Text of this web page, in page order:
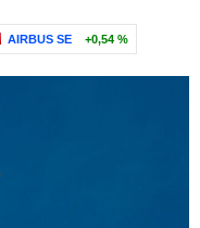
AIRBUS SE +0,54 %